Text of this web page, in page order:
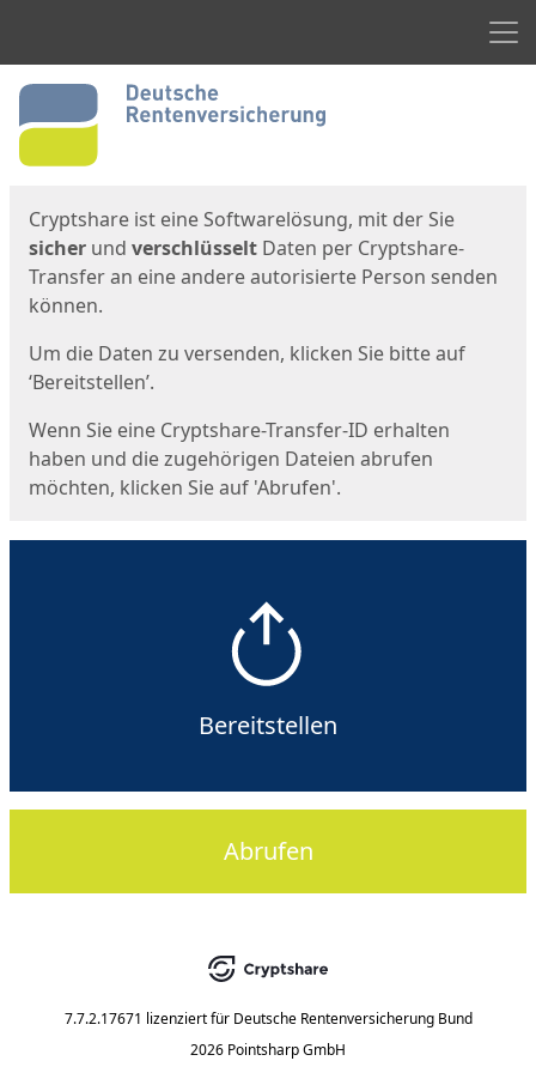
Start
Cryptshare ist eine Softwarelösung, mit der Sie
sicher und verschlüsselt Daten per Cryptshare-
Transfer an eine andere autorisierte Person senden
können.
Um die Daten zu versenden, klicken Sie bitte auf
‘Bereitstellen’.
Wenn Sie eine Cryptshare-Transfer-ID erhalten
haben und die zugehörigen Dateien abrufen
möchten, klicken Sie auf 'Abrufen'.
Bereitstellen
Abrufen
7.7.2.17671 lizenziert für Deutsche Rentenversicherung Bund
2026 Pointsharp GmbH